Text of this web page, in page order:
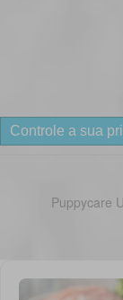
Controle a sua
Puppycare